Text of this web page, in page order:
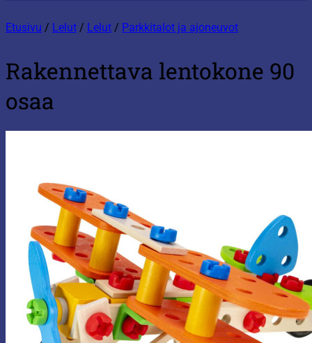
Etusivu / Lelut / Lelut / Parkkitalot ja ajoneuvot
Rakennettava lentokone 90
osaa